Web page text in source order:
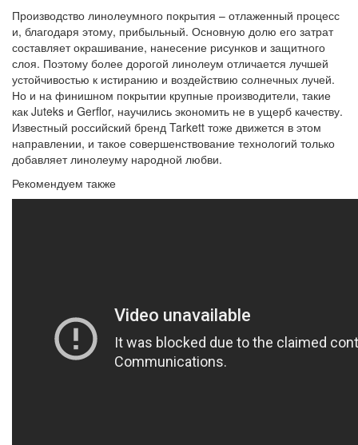
Производство линолеумного покрытия – отлаженный процесс
и, благодаря этому, прибыльный. Основную долю его затрат
составляет окрашивание, нанесение рисунков и защитного
слоя. Поэтому более дорогой линолеум отличается лучшей
устойчивостью к истиранию и воздействию солнечных лучей.
Но и на финишном покрытии крупные производители, такие
как Juteks и Gerflor, научились экономить не в ущерб качеству.
Известный российский бренд Tarkett тоже движется в этом
направлении, и такое совершенствование технологий только
добавляет линолеуму народной любви.
Рекомендуем также